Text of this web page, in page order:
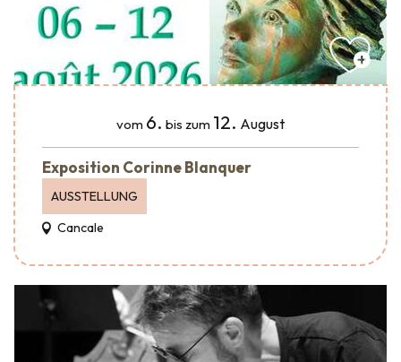
vom 6. bis zum 12. August
Exposition Corinne Blanquer
AUSSTELLUNG
Cancale